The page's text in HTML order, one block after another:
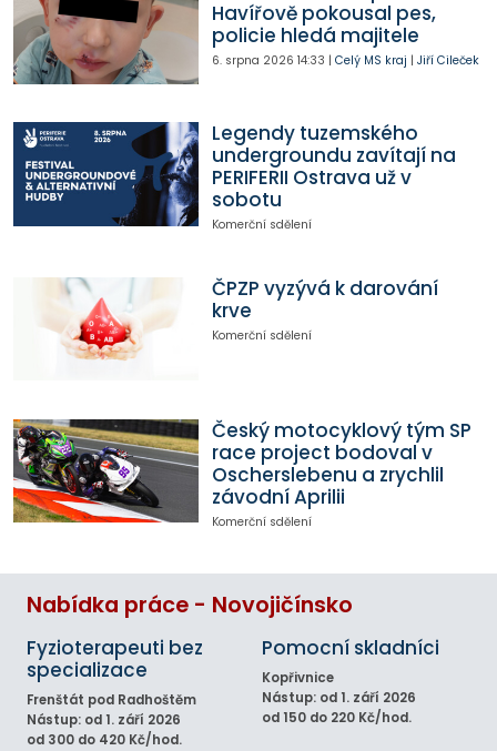
Havířově pokousal pes,
policie hledá majitele
6. srpna 2026 14:33 | Celý MS kraj | Jiří Cileček
Legendy tuzemského
undergroundu zavítají na
PERIFERII Ostrava už v
sobotu
Komerční sdělení
ČPZP vyzývá k darování
krve
Komerční sdělení
Český motocyklový tým SP
race project bodoval v
Oscherslebenu a zrychlil
závodní Aprilii
Komerční sdělení
Nabídka práce - Novojičínsko
Fyzioterapeuti bez
specializace
Frenštát pod Radhoštěm
Nástup: od 1. září 2026
od 300 do 420 Kč/hod.
Pomocní skladníci
Kopřivnice
Nástup: od 1. září 2026
od 150 do 220 Kč/hod.